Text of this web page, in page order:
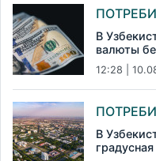
В
валюты
12:28 |
В